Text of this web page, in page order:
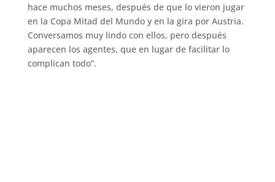
hace muchos meses, después de que lo vieron jugar
en la Copa Mitad del Mundo y en la gira por Austria.
Conversamos muy lindo con ellos, pero después
aparecen los agentes, que en lugar de facilitar lo
complican todo”.